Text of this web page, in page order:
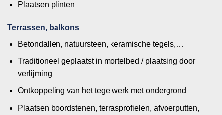
Plaatsen plinten
Terrassen, balkons
Betondallen, natuursteen, keramische tegels,…
Traditioneel geplaatst in mortelbed / plaatsing door
verlijming
Ontkoppeling van het tegelwerk met ondergrond
Plaatsen boordstenen, terrasprofielen, afvoerputten,